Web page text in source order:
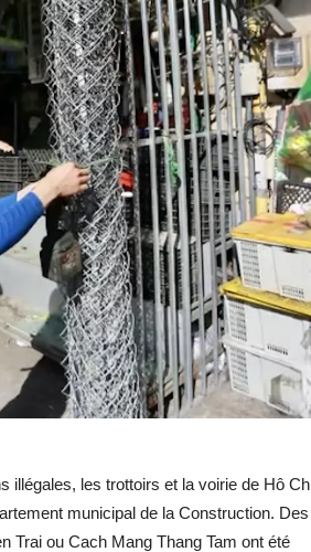
illégales, les trottoirs et la voirie de Hô
municipal de la Construction. Des
Trai ou Cach Mang Thang Tam ont été